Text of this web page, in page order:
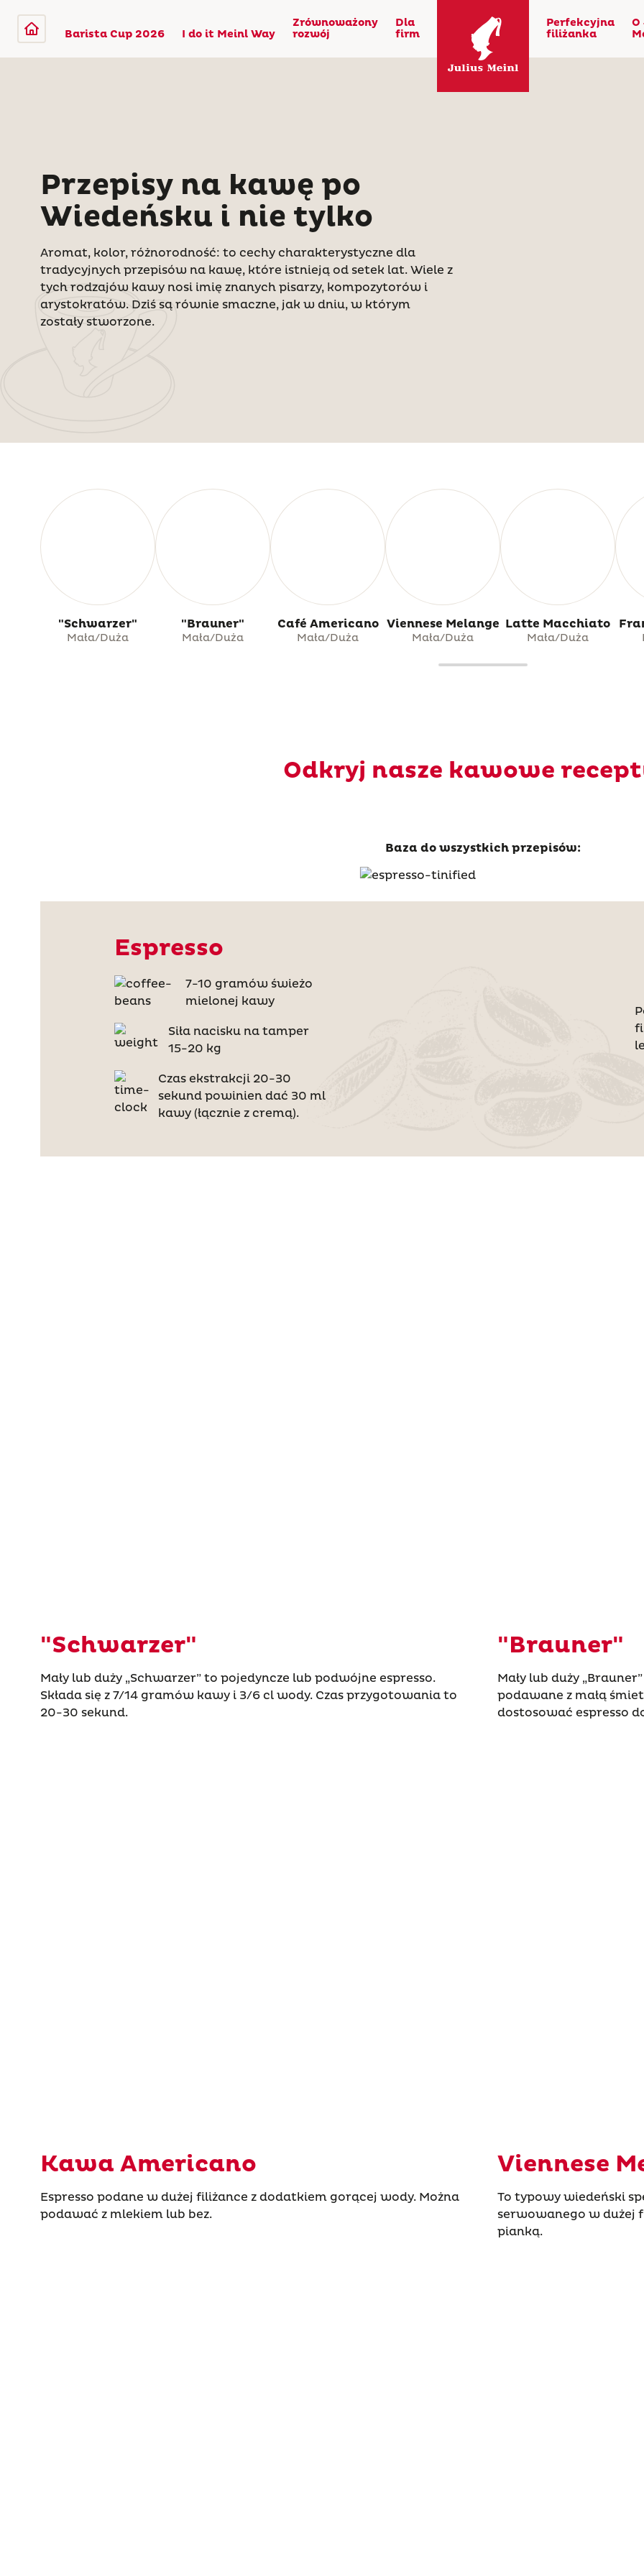
Barista Cup 2026 I do it Meinl Way
Zrównoważony
rozwój
Dla
firm
Perfekcyjna
filiżanka
O
Przepisy na kawę po
Wiedeńsku i nie tylko
Aromat, kolor, różnorodność: to cechy charakterystyczne dla
tradycyjnych przepisów na kawę, które istnieją od setek lat. Wiele z
tych rodzajów kawy nosi imię znanych pisarzy, kompozytorów i
arystokratów. Dziś są równie smaczne, jak w dniu, w którym
zostały stworzone.
"Schwarzer"
Mała/Duża
"Brauner"
Mała/Duża
Café Americano
Mała/Duża
Viennese Melange
Mała/Duża
Latte Macchiato
Mała/Duża
Odkryj nasze kawowe
Baza do wszystkich przepisów:
Espresso
7-10 gramów świeżo
mielonej kawy
Siła nacisku na tamper
15-20 kg
Czas ekstrakcji 20-30
sekund powinien dać 30 ml
kawy (łącznie z cremą).
"Schwarzer"
Mały lub duży „Schwarzer” to pojedyncze lub podwójne espresso.
Składa się z 7/14 gramów kawy i 3/6 cl wody. Czas przygotowania to
20-30 sekund.
"Brauner"
Mały lub duży
podawane z małą
dostosować espresso
Kawa Americano
Espresso podane w dużej filiżance z dodatkiem gorącej wody. Można
podawać z mlekiem lub bez.
Viennese
To typowy wiedeński
serwowanego w dużej
pianką.